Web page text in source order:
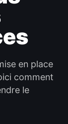
en place
comment
le